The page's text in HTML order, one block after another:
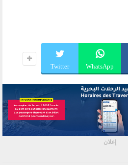
WhatsApp
Twitter
إعلان